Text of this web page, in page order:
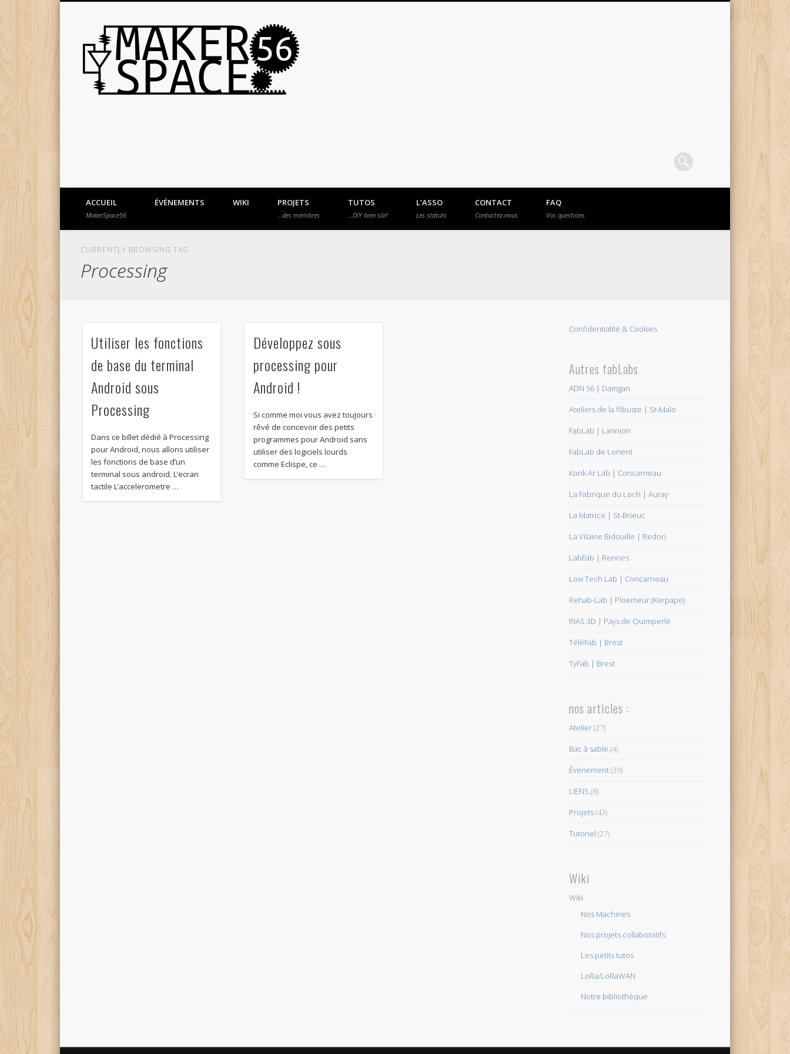
MakerSpace56
ACCUEIL
MakerSpace56
ÉVÉNEMENTS WIKI PROJETS
…des membres
TUTOS
…DIY bien sûr!
L’ASSO
Les statuts
CONTACT
Contactez-nous
FAQ
Vos questions
CURRENTLY BROWSING TAG
Processing
Utiliser les fonctions
de base du terminal
Android sous
Processing
Dans ce billet dédié à Processing
pour Android, nous allons utiliser
les fonctions de base d’un
terminal sous android. L’ecran
tactile L’accelerometre …
Développez sous
processing pour
Android !
Si comme moi vous avez toujours
rêvé de concevoir des petits
programmes pour Android sans
utiliser des logiciels lourds
comme Eclispe, ce …
Confidentialité & Cookies
Autres fabLabs
ADN 56 | Damgan
Ateliers de la flibuste | St-Malo
FabLab | Lannion
FabLab de Lorient
Konk Ar Lab | Concarneau
La Fabrique du Loch | Auray
La Matrice | St-Brieuc
La Vilaine Bidouille | Redon
LabFab | Rennes
Low Tech Lab | Concarneau
Rehab-Lab | Ploemeur (Kerpape)
RIAS 3D | Pays de Quimperlé
TéléFab | Brest
TyFab | Brest
nos articles :
Atelier(27)
Bac à sable (4)
Évènement(39)
LIENS (8)
Projets(43)
Tutoriel (27)
Wiki
Wiki
Nos Machines
Nos projets collaboratifs
Les petits tutos
LoRa/LoRaWAN
Notre bibliothèque